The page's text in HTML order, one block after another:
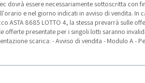
dovrà essere necessariamente sottoscritta con
e nel giorno indicati in avviso di vendita. In
ASTA 8685 LOTTO 4, la stessa prevarrà sulle
offerte presentate per i singoli lotti saranno
scarica: - Avviso di vendita - Modulo A -